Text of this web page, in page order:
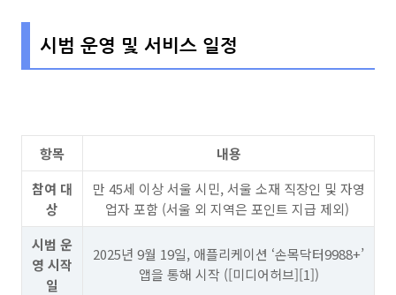
시범 운영 및 서비스 일정
항목
내용
참여 대
상
만 45세 이상 서울 시민, 서울 소재 직장인 및 자영
업자 포함 (서울 외 지역은 포인트 지급 제외)
시범 운
영 시작
일
2025년 9월 19일, 애플리케이션 ‘손목닥터9988+’
앱을 통해 시작 ([미디어허브][1])